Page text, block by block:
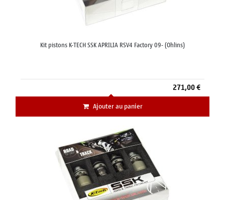
Kit pistons K-TECH SSK APRILIA RSV4 Factory 09- (Ohlins)
271,00 €
Ajouter au panier